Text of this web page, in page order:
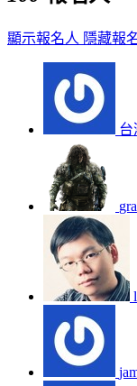
顯示報名人 隱藏報
台